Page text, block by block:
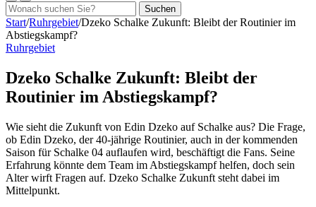
Suchen
nach:
Suchen
Start/Ruhrgebiet/Dzeko Schalke Zukunft: Bleibt der Routinier im
Abstiegskampf?
Ruhrgebiet
Dzeko Schalke Zukunft: Bleibt der
Routinier im Abstiegskampf?
Wie sieht die Zukunft von Edin Dzeko auf Schalke aus? Die Frage,
ob Edin Dzeko, der 40-jährige Routinier, auch in der kommenden
Saison für Schalke 04 auflaufen wird, beschäftigt die Fans. Seine
Erfahrung könnte dem Team im Abstiegskampf helfen, doch sein
Alter wirft Fragen auf. Dzeko Schalke Zukunft steht dabei im
Mittelpunkt.